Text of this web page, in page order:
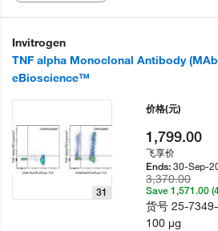
Invitrogen
TNF alpha Monoclonal Antibody
eBioscience™
31
价格(元)
1,799.00
飞享价
Ends:30-Sep-
3,370.00
Save 1,571.00
货号25-
100 µg